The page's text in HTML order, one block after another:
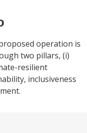
operation is
two pillars, (i)
resilient
inclusiveness